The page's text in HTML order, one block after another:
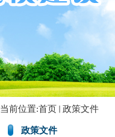
当前位置:首页 政策文件
政策文件